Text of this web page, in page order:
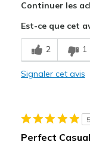
Breathe Well
Comfortable
Les meilleures
Continuer les
Est-ce que cet
2 1
Signaler cet avis
5
Perfect